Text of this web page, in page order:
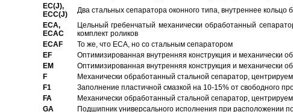
EC(J),
ECC(J)
Два стальных сепаратора оконного типа, внутреннее
ECA,
ECAC
Цельный гребенчатый механически обработанный
комплект роликов
ECAF
То же, что ECA, но со стальным сепаратором
EF
Оптимизированная внутренняя конструкция и механически
EM
Оптимизированная внутренняя конструкция и механически
F
Механически обработанный стальной сепаратор,
F1
Заполнение пластичной смазкой на 10-15% от свободного
FA
Механически обработанный стальной сепаратор,
GA
Подшипник универсального исполнения при расположении